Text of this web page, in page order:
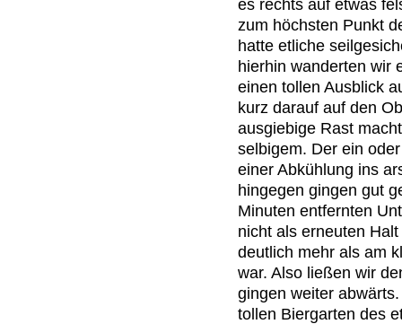
es rechts auf etwas
zum höchsten Punkt
hatte etliche
hierhin wanderten wir
einen tollen Ausblick
kurz darauf auf den
ausgiebige Rast
selbigem. Der ein
einer Abkühlung ins
hingegen gingen gut
Minuten entfernten
nicht als erneuten
deutlich mehr als am
war. Also ließen wir
gingen weiter
tollen Biergarten des